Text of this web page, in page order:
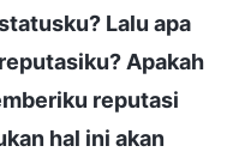
Lalu apa
Apakah
reputasi
hal ini akan